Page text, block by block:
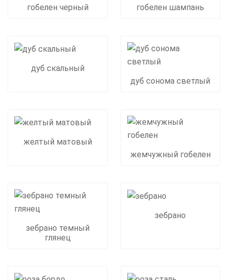
гобелен черный гобелен шампань
дуб скальный
дуб сонома светлый
желтый матовый
жемчужный гобелен
зебрано темный
глянец
зебрано